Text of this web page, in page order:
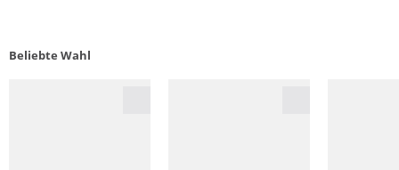
Beliebte Wahl